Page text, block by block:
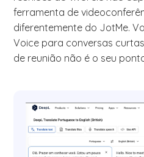
ferramenta de
diferentemente do JotMe.
Voice para conversas
de reunião não é o seu